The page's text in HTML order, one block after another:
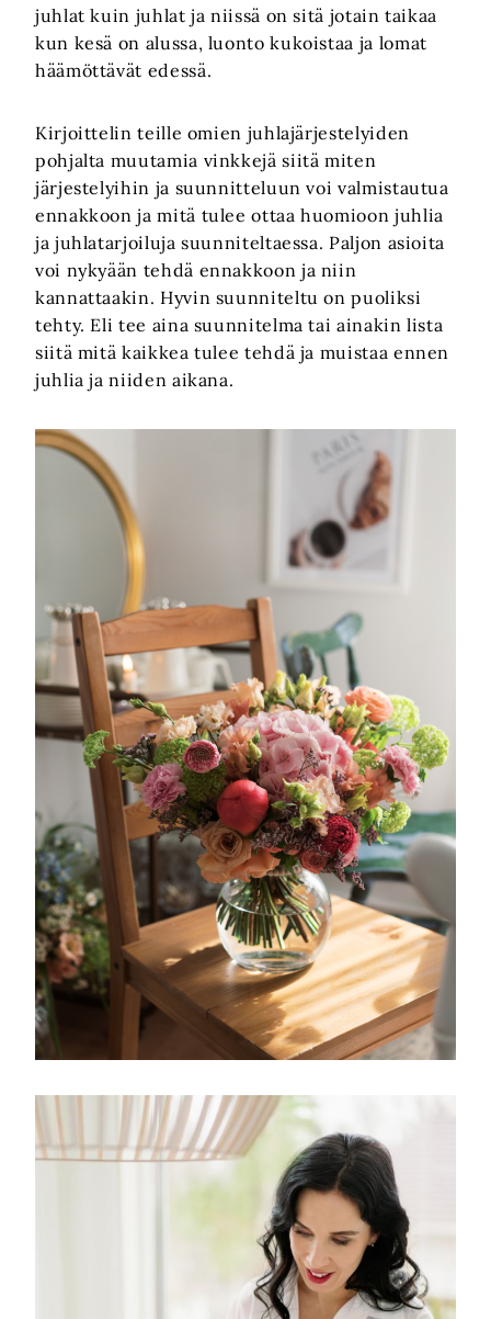
juhlat kuin juhlat ja niissä on sitä jotain taikaa
kun kesä on alussa, luonto kukoistaa ja lomat
häämöttävät edessä.
Kirjoittelin teille omien juhlajärjestelyiden
pohjalta muutamia vinkkejä siitä miten
järjestelyihin ja suunnitteluun voi valmistautua
ennakkoon ja mitä tulee ottaa huomioon juhlia
ja juhlatarjoiluja suunniteltaessa. Paljon asioita
voi nykyään tehdä ennakkoon ja niin
kannattaakin. Hyvin suunniteltu on puoliksi
tehty. Eli tee aina suunnitelma tai ainakin lista
siitä mitä kaikkea tulee tehdä ja muistaa ennen
juhlia ja niiden aikana.